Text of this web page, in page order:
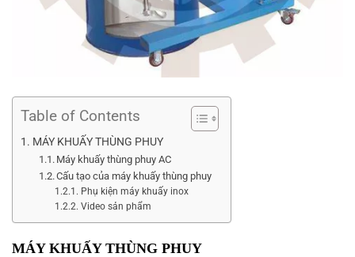
Table of Contents
MÁY KHUẤY THÙNG PHUY
Máy khuấy thùng phuy AC
Cấu tạo của máy khuấy thùng phuy
Phụ kiện máy khuấy inox
Video sản phẩm
MÁY KHUẤY THÙNG PHUY